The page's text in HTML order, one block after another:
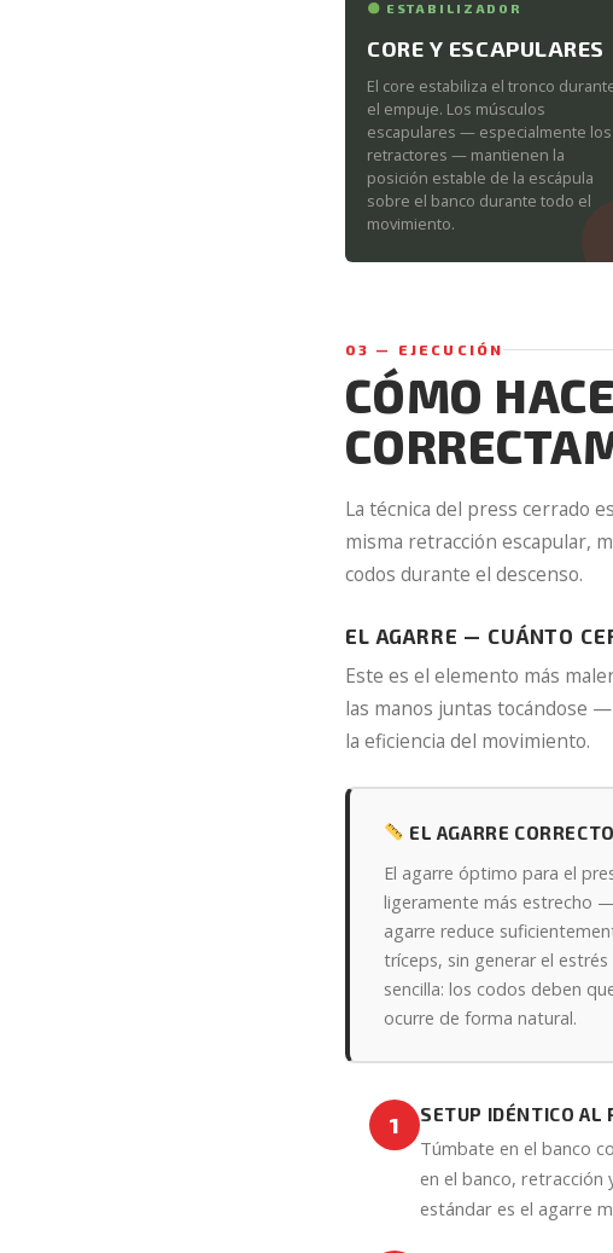
ESTABILIZADOR
CORE Y ESCAPULARES
El core estabiliza el tronco
el empuje. Los músculos
escapulares — especialmente los
retractores — mantienen la
posición estable de la escápula
sobre el banco durante todo el
movimiento.
03 — EJECUCIÓN
CÓMO
La técnica del press cerrado
misma retracción escapular,
codos durante el descenso.
EL AGARRE — CUÁNTO
Este es el elemento más
las manos juntas tocándose
la eficiencia del movimiento.
EL AGARRE
El agarre óptimo para el
ligeramente más estrecho
agarre reduce
tríceps, sin generar el
sencilla: los codos deben
ocurre de forma natural.
1 SETUP IDÉNTICO AL
Túmbate en el banco
en el banco, retracción
estándar es el agarre